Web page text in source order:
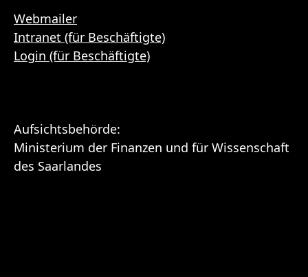
Webmailer
Intranet (für Beschäftigte)
Login (für Beschäftigte)
Aufsichtsbehörde:
Ministerium der Finanzen und für Wissenschaft
des Saarlandes